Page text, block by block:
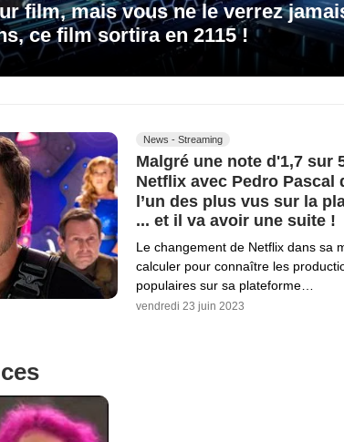
film, mais vous ne le verrez
ce film sortira en 2115 !
News - Streaming
Malgré une note d'1,7 sur
Netflix avec Pedro Pascal
l’un des plus vus sur la
... et il va avoir une suite !
Le changement de Netflix dans sa
calculer pour connaître les
populaires sur sa plateforme…
vendredi 23 juin 2023